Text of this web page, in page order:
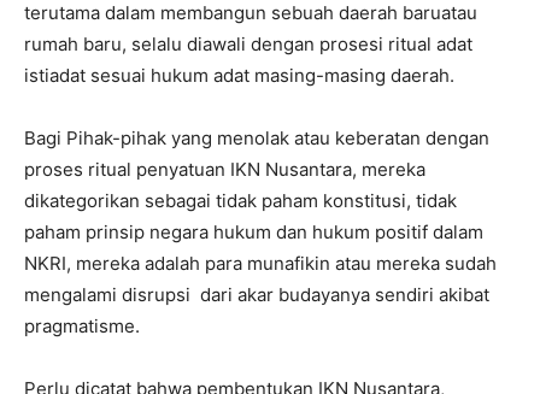
terutama dalam membangun sebuah daerah baruatau
rumah baru, selalu diawali dengan prosesi ritual adat
istiadat sesuai hukum adat masing-masing daerah.
Bagi Pihak-pihak yang menolak atau keberatan dengan
proses ritual penyatuan IKN Nusantara, mereka
dikategorikan sebagai tidak paham konstitusi, tidak
paham prinsip negara hukum dan hukum positif dalam
NKRI, mereka adalah para munafikin atau mereka sudah
mengalami disrupsi dari akar budayanya sendiri akibat
pragmatisme.
Perlu dicatat bahwa pembentukan IKN Nusantara,